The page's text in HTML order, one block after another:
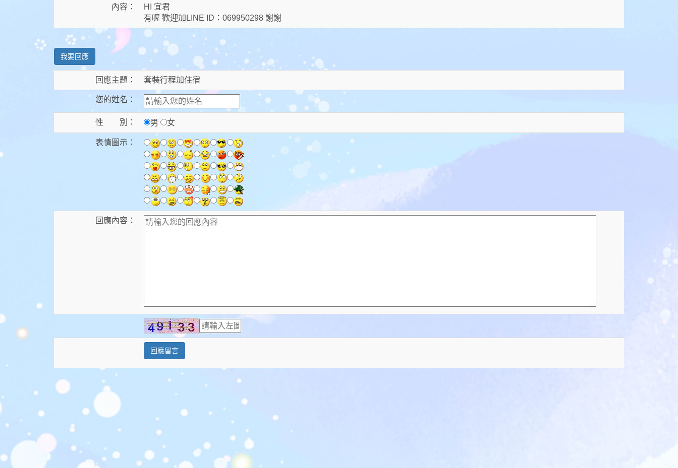
內容：
HI 宜君
有喔 歡迎加LINE ID：069950298 謝謝
我要回應
回應主題： 套裝行程加住宿
您的姓名：
性 別： 男 女
表情圖示：
回應內容：